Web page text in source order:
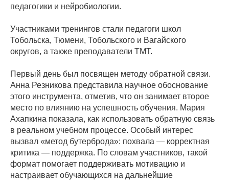
педагогики и нейробиологии.
Участниками тренингов стали педагоги школ
Тобольска, Тюмени, Тобольского и Вагайского
округов, а также преподаватели ТМТ.
Первый день был посвящен методу обратной связи.
Анна Резникова представила научное обоснование
этого инструмента, отметив, что он занимает второе
место по влиянию на успешность обучения. Мария
Ахапкина показала, как использовать обратную связь
в реальном учебном процессе. Особый интерес
вызвал «метод бутерброда»: похвала — корректная
критика — поддержка. По словам участников, такой
формат помогает поддерживать мотивацию и
настраивает обучающихся на дальнейшие